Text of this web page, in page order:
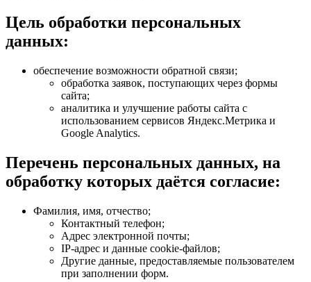
Цель обработки персональных
данных:
обеспечение возможности обратной связи;
обработка заявок, поступающих через формы
сайта;
аналитика и улучшение работы сайта с
использованием сервисов Яндекс.Метрика и
Google Analytics.
Перечень персональных данных, на
обработку которых даётся согласие:
Фамилия, имя, отчество;
Контактный телефон;
Адрес электронной почты;
IP-адрес и данные cookie-файлов;
Другие данные, предоставляемые пользователем
при заполнении форм.